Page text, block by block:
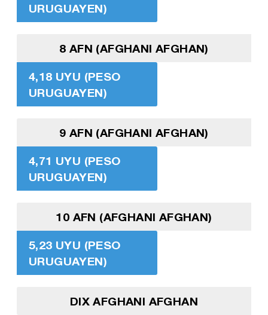
URUGUAYEN)
8 AFN (AFGHANI AFGHAN)
4,18 UYU (PESO
URUGUAYEN)
9 AFN (AFGHANI AFGHAN)
4,71 UYU (PESO
URUGUAYEN)
10 AFN (AFGHANI AFGHAN)
5,23 UYU (PESO
URUGUAYEN)
DIX AFGHANI AFGHAN